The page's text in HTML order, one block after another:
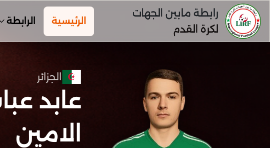
رابطة مابين الجهات
لكرة القدم
الرئيسية الرابطة
الجزائر
عابد
الامين